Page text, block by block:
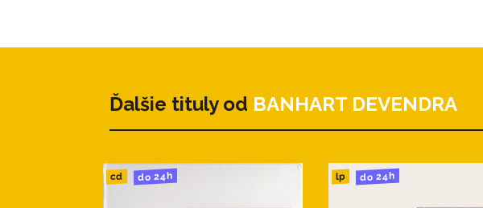
Ďalšie tituly od BANHART DEVENDRA
cd do 24h lp do 24h